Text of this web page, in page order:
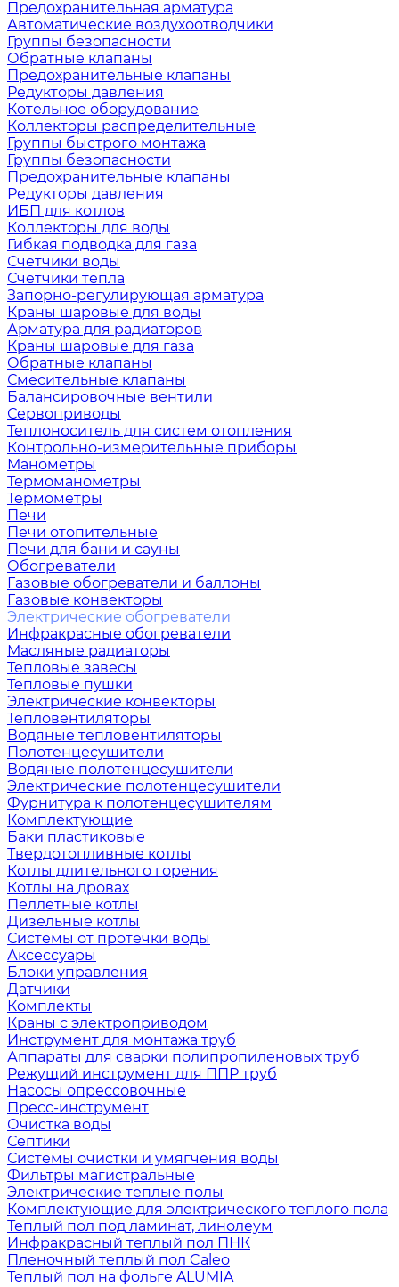
Предохранительная арматура
Автоматические воздухоотводчики
Группы безопасности
Обратные клапаны
Предохранительные клапаны
Редукторы давления
Котельное оборудование
Коллекторы распределительные
Группы быстрого монтажа
Группы безопасности
Предохранительные клапаны
Редукторы давления
ИБП для котлов
Коллекторы для воды
Гибкая подводка для газа
Счетчики воды
Счетчики тепла
Запорно-регулирующая арматура
Краны шаровые для воды
Арматура для радиаторов
Краны шаровые для газа
Обратные клапаны
Смесительные клапаны
Балансировочные вентили
Сервоприводы
Теплоноситель для систем отопления
Контрольно-измерительные приборы
Манометры
Термоманометры
Термометры
Печи
Печи отопительные
Печи для бани и сауны
Обогреватели
Газовые обогреватели и баллоны
Газовые конвекторы
Электрические обогреватели
Инфракрасные обогреватели
Масляные радиаторы
Тепловые завесы
Тепловые пушки
Электрические конвекторы
Тепловентиляторы
Водяные тепловентиляторы
Полотенцесушители
Водяные полотенцесушители
Электрические полотенцесушители
Фурнитура к полотенцесушителям
Комплектующие
Баки пластиковые
Твердотопливные котлы
Котлы длительного горения
Котлы на дровах
Пеллетные котлы
Дизельные котлы
Системы от протечки воды
Аксессуары
Блоки управления
Датчики
Комплекты
Краны с электроприводом
Инструмент для монтажа труб
Аппараты для сварки полипропиленовых труб
Режущий инструмент для ППР труб
Насосы опрессовочные
Пресс-инструмент
Очистка воды
Септики
Системы очистки и умягчения воды
Фильтры магистральные
Электрические теплые полы
Комплектующие для электрического теплого пола
Теплый пол под ламинат, линолеум
Инфракрасный теплый пол ПНК
Пленочный теплый пол Caleo
Теплый пол на фольге ALUMIA